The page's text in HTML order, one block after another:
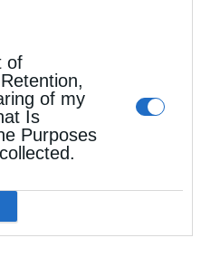
of
of my
Is
Purposes